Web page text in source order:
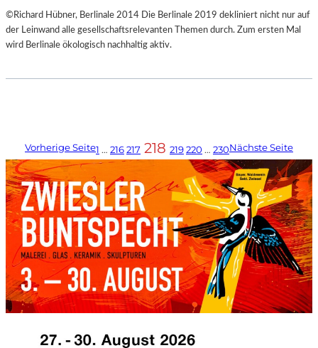
©Richard Hübner, Berlinale 2014 Die Berlinale 2019 dekliniert nicht nur auf
der Leinwand alle gesellschaftsrelevanten Themen durch. Zum ersten Mal
wird Berlinale ökologisch nachhaltig aktiv.
Vorherige Seite1 … 216217 218 219220 … 230Nächste Seite